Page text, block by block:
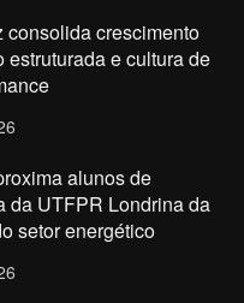
consolida crescimento
estruturada e cultura de
alunos de
da UTFPR Londrina da
setor energético